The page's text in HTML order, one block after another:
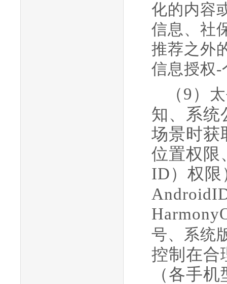
化的内容
信息、社
推荐之外
信息授权-
（9 ）
知、系统
场景时获
位置权限
ID） 权限
号、系统
控制在合
（各手